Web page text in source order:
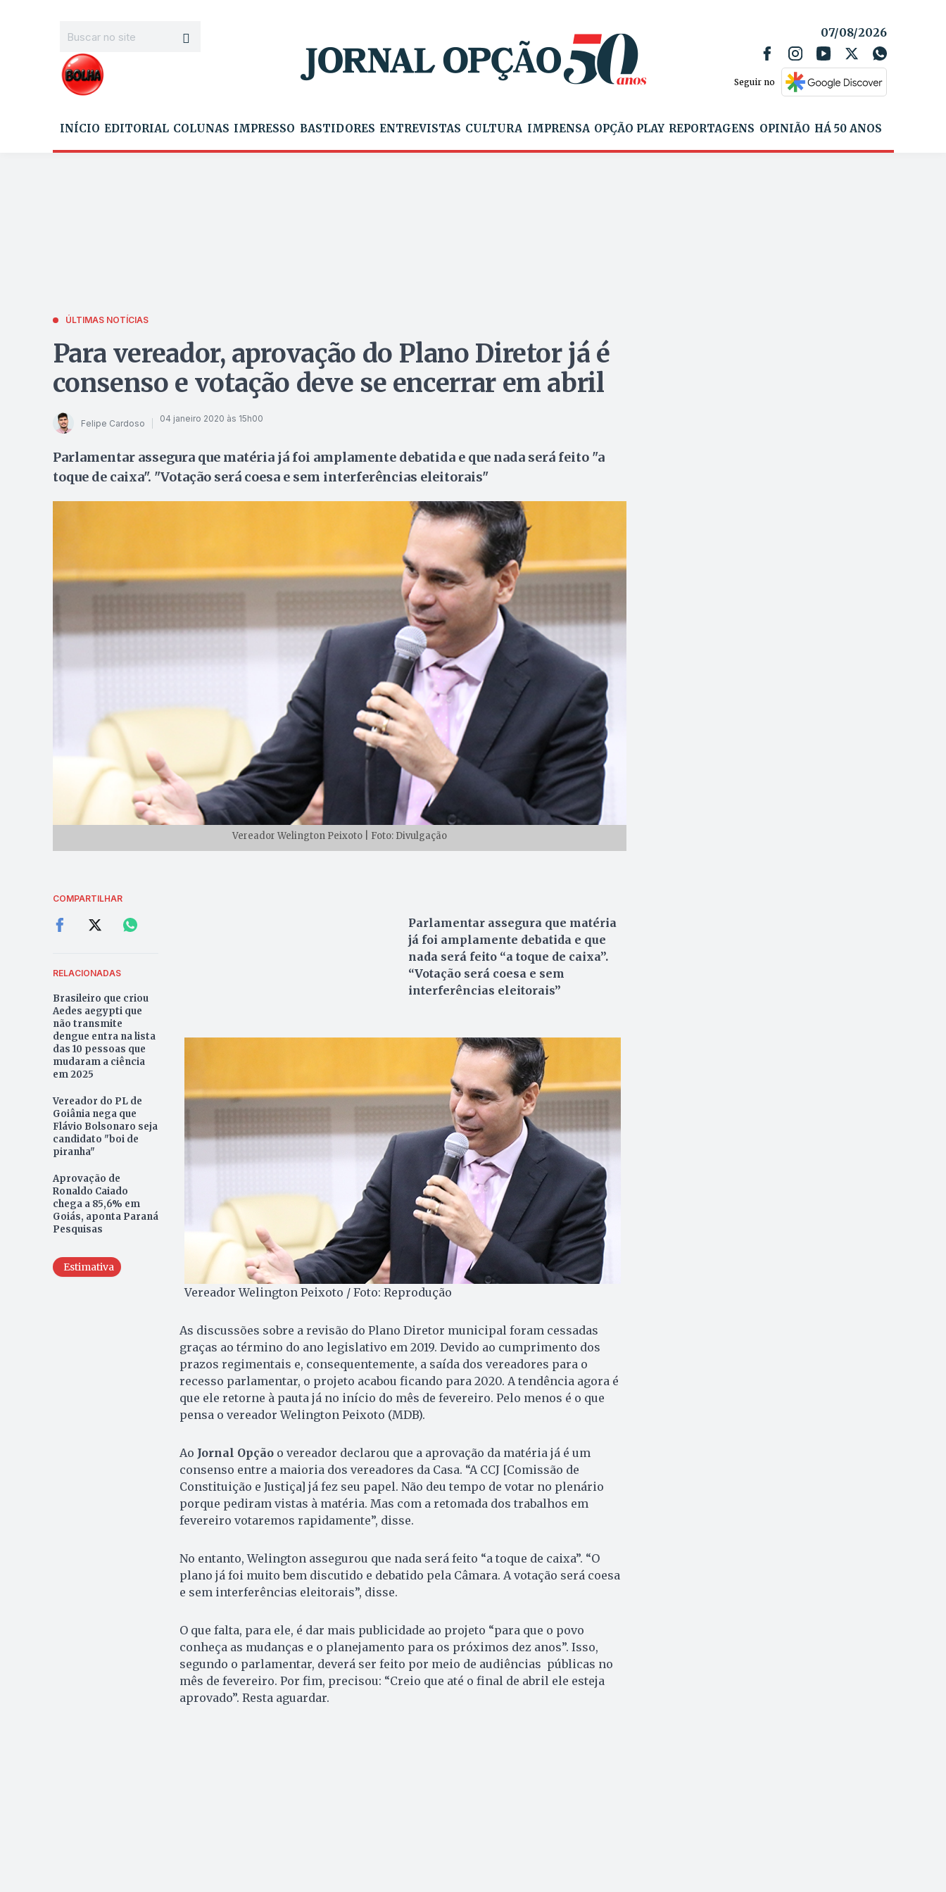
07/08/2026
Seguir no
INÍCIO EDITORIAL COLUNAS IMPRESSO BASTIDORES ENTREVISTAS CULTURA IMPRENSA OPÇÃO PLAY REPORTAGENS OPINIÃO HÁ 50 ANOS
ÚLTIMAS NOTÍCIAS
Para vereador, aprovação do Plano Diretor já é
consenso e votação deve se encerrar em abril
Felipe Cardoso 04 janeiro 2020 às 15h00
Parlamentar assegura que matéria já foi amplamente debatida e que nada será feito "a
toque de caixa". "Votação será coesa e sem interferências eleitorais"
Vereador Welington Peixoto | Foto: Divulgação
COMPARTILHAR
RELACIONADAS
Brasileiro que criou
Aedes aegypti que
não transmite
dengue entra na lista
das 10 pessoas que
mudaram a ciência
em 2025
Vereador do PL de
Goiânia nega que
Flávio Bolsonaro seja
candidato "boi de
piranha"
Aprovação de
Ronaldo Caiado
chega a 85,6% em
Goiás, aponta Paraná
Pesquisas
Estimativa
Parlamentar assegura que matéria
já foi amplamente debatida e que
nada será feito “a toque de caixa”.
“Votação será coesa e sem
interferências eleitorais”
Vereador Welington Peixoto / Foto: Reprodução
As discussões sobre a revisão do Plano Diretor municipal foram cessadas
graças ao término do ano legislativo em 2019. Devido ao cumprimento dos
prazos regimentais e, consequentemente, a saída dos vereadores para o
recesso parlamentar, o projeto acabou ficando para 2020. A tendência agora é
que ele retorne à pauta já no início do mês de fevereiro. Pelo menos é o que
pensa o vereador Welington Peixoto (MDB).
Ao Jornal Opção o vereador declarou que a aprovação da matéria já é um
consenso entre a maioria dos vereadores da Casa. “A CCJ [Comissão de
Constituição e Justiça] já fez seu papel. Não deu tempo de votar no plenário
porque pediram vistas à matéria. Mas com a retomada dos trabalhos em
fevereiro votaremos rapidamente”, disse.
No entanto, Welington assegurou que nada será feito “a toque de caixa”. “O
plano já foi muito bem discutido e debatido pela Câmara. A votação será coesa
e sem interferências eleitorais”, disse.
O que falta, para ele, é dar mais publicidade ao projeto “para que o povo
conheça as mudanças e o planejamento para os próximos dez anos”. Isso,
segundo o parlamentar, deverá ser feito por meio de audiências públicas no
mês de fevereiro. Por fim, precisou: “Creio que até o final de abril ele esteja
aprovado”. Resta aguardar.